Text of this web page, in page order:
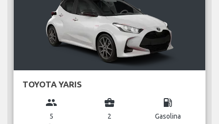
TOYOTA YARIS
group
5
business_center
2
local_gas_station
Gasolina